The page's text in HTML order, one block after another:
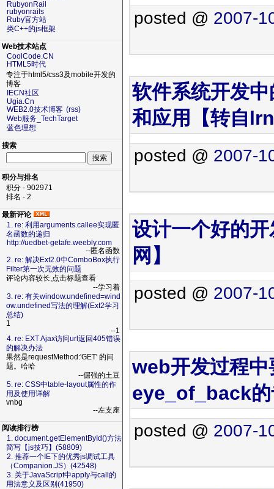
RubyonRail
rubyonrails
Ruby官方站
类C++的js框架
Web技术站点
CoolCode.CN
HTML5时代
专注于html5/css3及mobile开发的
博客
IECN社区
Ugia.Cn
WEB2.0技术博客 (rss)
Web服务_TechTarget
蓝色理想
搜索
积分与排名
积分 - 902971
排名 - 2
最新评论
1. re: 利用arguments.callee实现匿
名函数的递归
http://uedbet-getafe.weebly.com
--匿名函数
2. re: 解决Ext2.0中ComboBox执行
Filter第一次无效的问题
评论内容较长,点击标题查看
--学习着
3. re: 有关window.undefined=wind
ow.undefined写法的理解(Ext2学习
总结)
1
--1
4. re: EXT Ajax访问url返回405错误
的解决办法
果然是requestMethod:'GET' 的问
题。哈哈
--倔强的土豆
5. re: CSS中table-layout属性的作
用及使用详解
vnbg
--左支座
阅读排行榜
1. document.getElementById()方法
简写【js技巧】(58809)
2. 推荐一个IE下的优秀js调试工具
（Companion.JS）(42548)
3. 关于JavaScript中apply与call的
用法意义及区别(41950)
posted @ 2007-
软件系统开发
和应用【转自
posted @ 2007-
设计一个好的
网】
posted @ 2007-
web开发过程中
eye_of_back的
posted @ 2007-